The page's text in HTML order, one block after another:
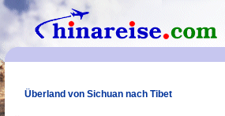
Überland von Sichuan nach Tibet